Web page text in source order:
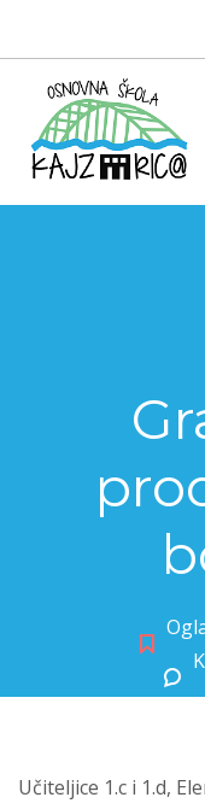
Učiteljice 1.c i 1.d,